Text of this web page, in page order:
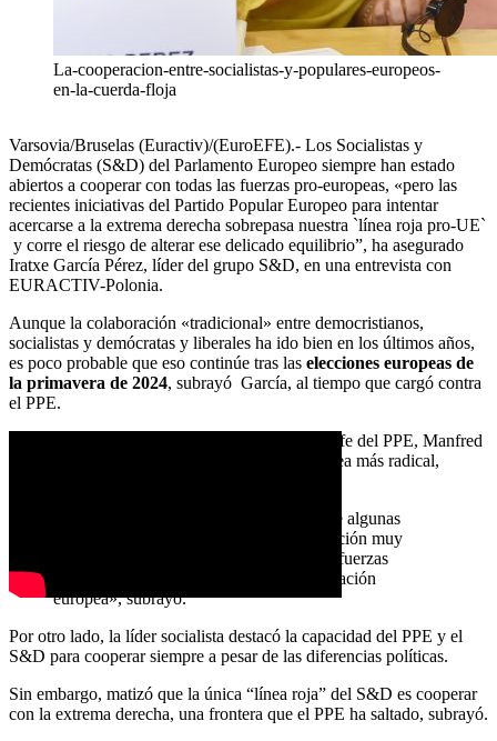
La-cooperacion-entre-socialistas-y-populares-europeos-
en-la-cuerda-floja
Varsovia/Bruselas (Euractiv)/(EuroEFE).- Los Socialistas y
Demócratas (S&D) del Parlamento Europeo siempre han estado
abiertos a cooperar con todas las fuerzas pro-europeas, «pero las
recientes iniciativas del Partido Popular Europeo para intentar
acercarse a la extrema derecha sobrepasa nuestra `línea roja pro-UE`
y corre el riesgo de alterar ese delicado equilibrio”, ha asegurado
Iratxe García Pérez, líder del grupo S&D, en una entrevista con
EURACTIV-Polonia.
Aunque la colaboración «tradicional» entre democristianos,
socialistas y demócratas y liberales ha ido bien en los últimos años,
es poco probable que eso continúe tras las elecciones europeas de
la primavera de 2024, subrayó García, al tiempo que cargó contra
el PPE.
Preguntada por sus recientes críticas al actual jefe del PPE, Manfred
Weber, por buscar alianzas en la derecha europea más radical,
«Si esta alianza está en peligro, es porque algunas
personas se están moviendo en una dirección muy
peligrosa: hacia la extrema derecha y las fuerzas
políticas que no están a favor de la integración
europea», subrayó.
Por otro lado, la líder socialista destacó la capacidad del PPE y el
S&D para cooperar siempre a pesar de las diferencias políticas.
Sin embargo, matizó que la única “línea roja” del S&D es cooperar
con la extrema derecha, una frontera que el PPE ha saltado, subrayó.